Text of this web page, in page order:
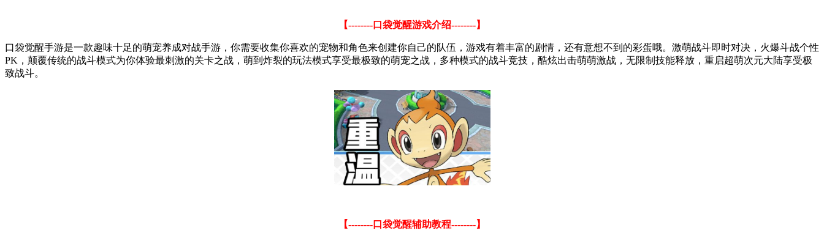
【--------口袋觉醒游戏介绍--------】
口袋觉醒手游是一款趣味十足的萌宠养成对战手游，你需要收集你喜欢的宠物和角色来创建你自己的队伍，游戏有着丰富的剧情，还有意想不到的彩蛋哦。激萌战斗即时对决，火爆斗战个性
PK，颠覆传统的战斗模式为你体验最刺激的关卡之战，萌到炸裂的玩法模式享受最极致的萌宠之战，多种模式的战斗竞技，酷炫出击萌萌激战，无限制技能释放，重启超萌次元大陆享受极
致战斗。
【--------口袋觉醒辅助教程--------】